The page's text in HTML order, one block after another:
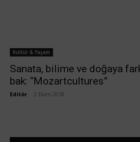
Kültür & Yaşam
Sanata, bilime ve doğaya
bak: “Mozartcultures”
Editör 2 Ekim 2018